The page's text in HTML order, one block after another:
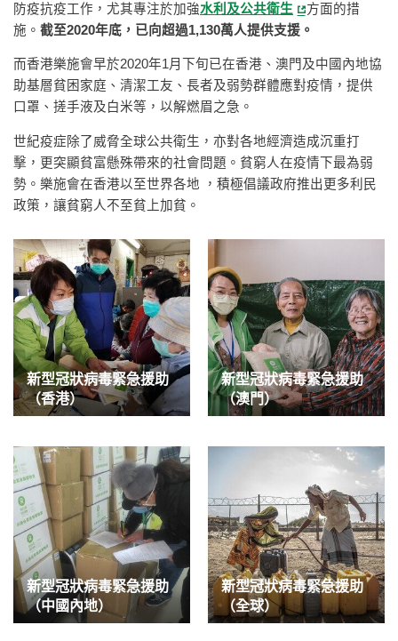
防疫抗疫工作，尤其專注於加強水利及公共衛生
方面的措
施。 截至2020年底，已向超過1,130萬人提供支援。
而香港樂施會早於2020年1月下旬已在香港、澳門及中國內地協
助基層貧困家庭、清潔工友、長者及弱勢群體應對疫情，提供
口罩、搓手液及白米等，以解燃眉之急。
世紀疫症除了威脅全球公共衛生，亦對各地經濟造成沉重打
擊，更突顯貧富懸殊帶來的社會問題。貧窮人在疫情下最為弱
勢。樂施會在香港以至世界各地 ，積極倡議政府推出更多利民
政策，讓貧窮人不至貧上加貧。
新型冠狀病毒緊急援助
（香港）
新型冠狀病毒緊急援助
（澳門）
新型冠狀病毒緊急援助
（中國內地）
新型冠狀病毒緊急援助
（全球）